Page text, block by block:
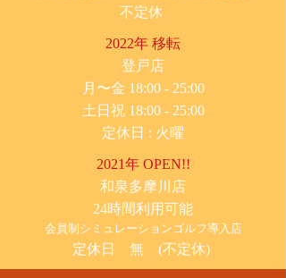
不定休
2022年 移転
​登戸店
月〜金 18:00 - 25:00
土日祝 18:00 - 25:00
​定休日 : 火曜
2021年 OPEN!!
​和泉多摩川店
24時間利用可能
​会員制シミュレーションゴルフ導入店
定休日 無 (不定休)